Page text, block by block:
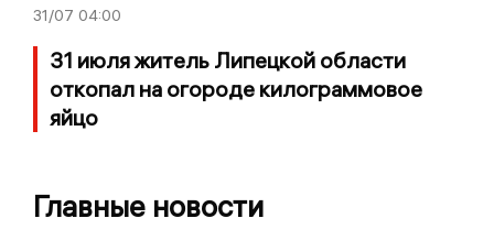
31/07 04:00
31 июля житель Липецкой области
откопал на огороде килограммовое
яйцо
Главные новости